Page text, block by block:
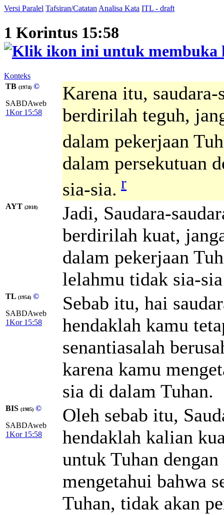
Versi Paralel Tafsiran/Catatan Analisa Kata ITL - draft
1 Korintus 15:58
Konteks
TB (1974) ©
SABDAweb
1Kor 15:58
Karena itu,
berdirilah teguh,
dalam pekerjaan
dalam persekutuan
sia-sia. r
AYT (2018)
Jadi, Saudara-
berdirilah kuat,
dalam pekerjaan
lelahmu tidak sia-
TL (1954) ©
SABDAweb
1Kor 15:58
Sebab itu, hai
hendaklah kamu
senantiasalah
karena kamu
sia di dalam Tuhan.
BIS (1985) ©
SABDAweb
1Kor 15:58
Oleh sebab itu,
hendaklah kalian
untuk Tuhan
mengetahui bahwa
Tuhan, tidak akan